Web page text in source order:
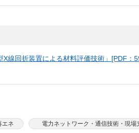
X線回折装置による材料評価技術」[PDF：
エネ 電力ネットワーク・通信技術・現場